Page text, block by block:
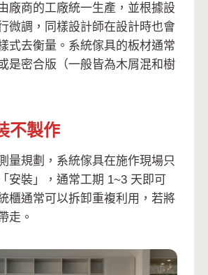
廠商的工廠統一生產，並根據設
微調，同樣設計師在設計時也會
式去衡量。系統傢具的板材通常
是密合版（一般皆為木屑混和樹
不製作
量規劃，系統傢具在施作現場只
安裝」，通常工期 1~3 天即可
櫃通常可以拆卸重複利用，若將
走。